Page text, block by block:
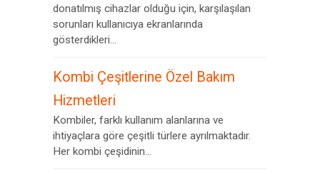
donatılmış cihazlar olduğu için, karşılaşılan
sorunları kullanıcıya ekranlarında
gösterdikleri...
Kombi Çeşitlerine Özel Bakım
Hizmetleri
Kombiler, farklı kullanım alanlarına ve
ihtiyaçlara göre çeşitli türlere ayrılmaktadır.
Her kombi çeşidinin...